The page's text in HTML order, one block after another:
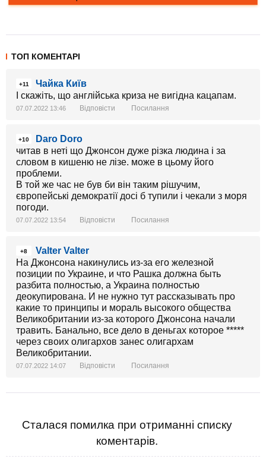
ТОП КОМЕНТАРІ
+11
Чайка Київ
І скажіть, що англійська криза не вигідна кацапам.
07.07.2022 13:46 Відповісти Посилання
+10
Daro Doro
читав в неті що Джонсон дуже різка людина і за
словом в кишеню не лізе. може в цьому його
проблеми.
В той же час не був би він таким рішучим,
європейські демократії досі б тупили і чекали з моря
погоди.
07.07.2022 13:54 Відповісти Посилання
+8
Valter Valter
На Джонсона накинулись из-за его железной
позиции по Украине, и что Рашка должна быть
разбита полностью, а Украина полностью
деокупирована. И не нужно тут рассказывать про
какие то принципы и мораль высокого общества
Великобритании из-за которого Джонсона начали
травить. Банально, все дело в деньгах которое *****
через своих олигархов занес олигархам
Великобритании.
07.07.2022 14:07 Відповісти Посилання
Сталася помилка при отриманні списку
коментарів.